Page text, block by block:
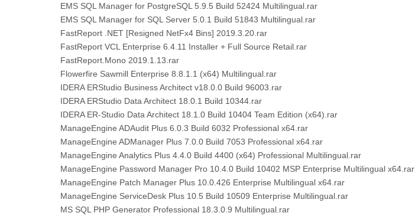
EMS SQL Manager for PostgreSQL 5.9.5 Build 52424 Multilingual.rar
EMS SQL Manager for SQL Server 5.0.1 Build 51843 Multilingual.rar
FastReport .NET [Resigned NetFx4 Bins] 2019.3.20.rar
FastReport VCL Enterprise 6.4.11 Installer + Full Source Retail.rar
FastReport.Mono 2019.1.13.rar
Flowerfire Sawmill Enterprise 8.8.1.1 (x64) Multilingual.rar
IDERA ERStudio Business Architect v18.0.0 Build 96003.rar
IDERA ERStudio Data Architect 18.0.1 Build 10344.rar
IDERA ER-Studio Data Architect 18.1.0 Build 10404 Team Edition (x64).rar
ManageEngine ADAudit Plus 6.0.3 Build 6032 Professional x64.rar
ManageEngine ADManager Plus 7.0.0 Build 7053 Professional x64.rar
ManageEngine Analytics Plus 4.4.0 Build 4400 (x64) Professional Multilingual.rar
ManageEngine Password Manager Pro 10.4.0 Build 10402 MSP Enterprise Multilingual x64.rar
ManageEngine Patch Manager Plus 10.0.426 Enterprise Multilingual x64.rar
ManageEngine ServiceDesk Plus 10.5 Build 10509 Enterprise Multilingual.rar
MS SQL PHP Generator Professional 18.3.0.9 Multilingual.rar